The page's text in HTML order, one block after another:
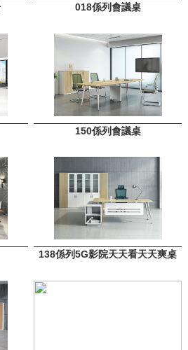
018係列會議桌
150係列會議桌
138係列5G影院天天看天天爽桌